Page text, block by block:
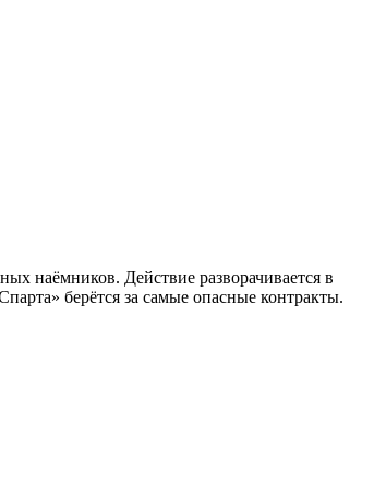
наёмников. Действие разворачивается в
берётся за самые опасные контракты.